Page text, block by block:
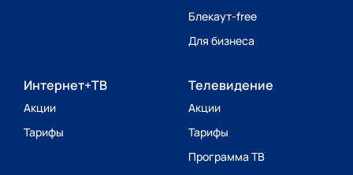
Блекаут-free
Для бизнеса
Интернет+ТВ
Акции
Тарифы
Телевидение
Акции
Тарифы
Программа ТВ